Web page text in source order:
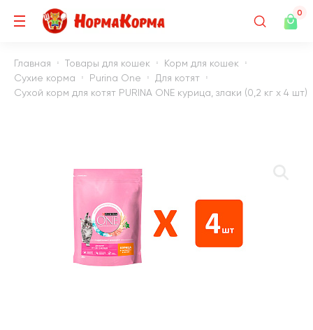
0
Главная Товары для кошек
Корм для кошек
Сухие корма
Purina One
Для котят
Сухой корм для котят PURINA ONE курица, злаки (0,2 кг х 4 шт)